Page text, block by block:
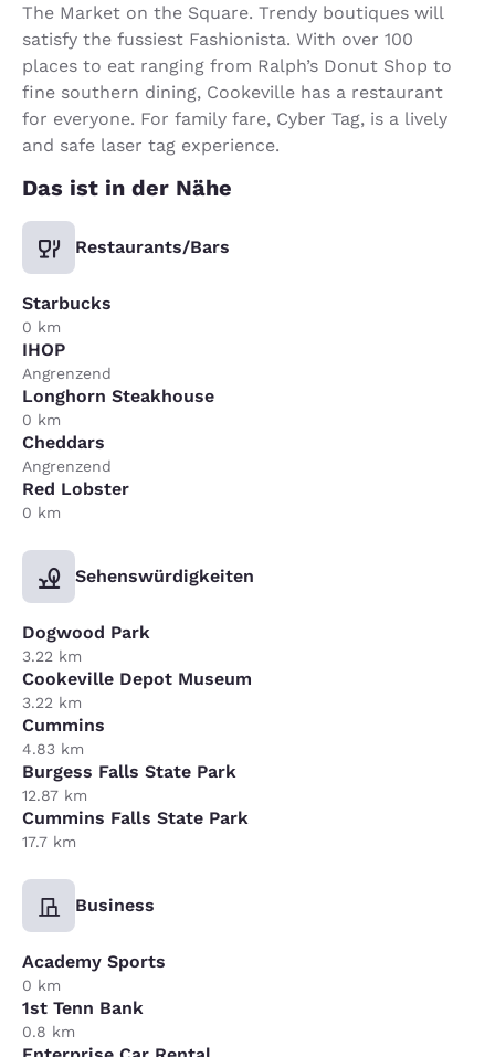
The Market on the Square. Trendy boutiques will
satisfy the fussiest Fashionista. With over 100
places to eat ranging from Ralph’s Donut Shop to
fine southern dining, Cookeville has a restaurant
for everyone. For family fare, Cyber Tag, is a lively
and safe laser tag experience.
Das ist in der Nähe
Restaurants/Bars
Starbucks
0 km
IHOP
Angrenzend
Longhorn Steakhouse
0 km
Cheddars
Angrenzend
Red Lobster
0 km
Sehenswürdigkeiten
Dogwood Park
3.22 km
Cookeville Depot Museum
3.22 km
Cummins
4.83 km
Burgess Falls State Park
12.87 km
Cummins Falls State Park
17.7 km
Business
Academy Sports
0 km
1st Tenn Bank
0.8 km